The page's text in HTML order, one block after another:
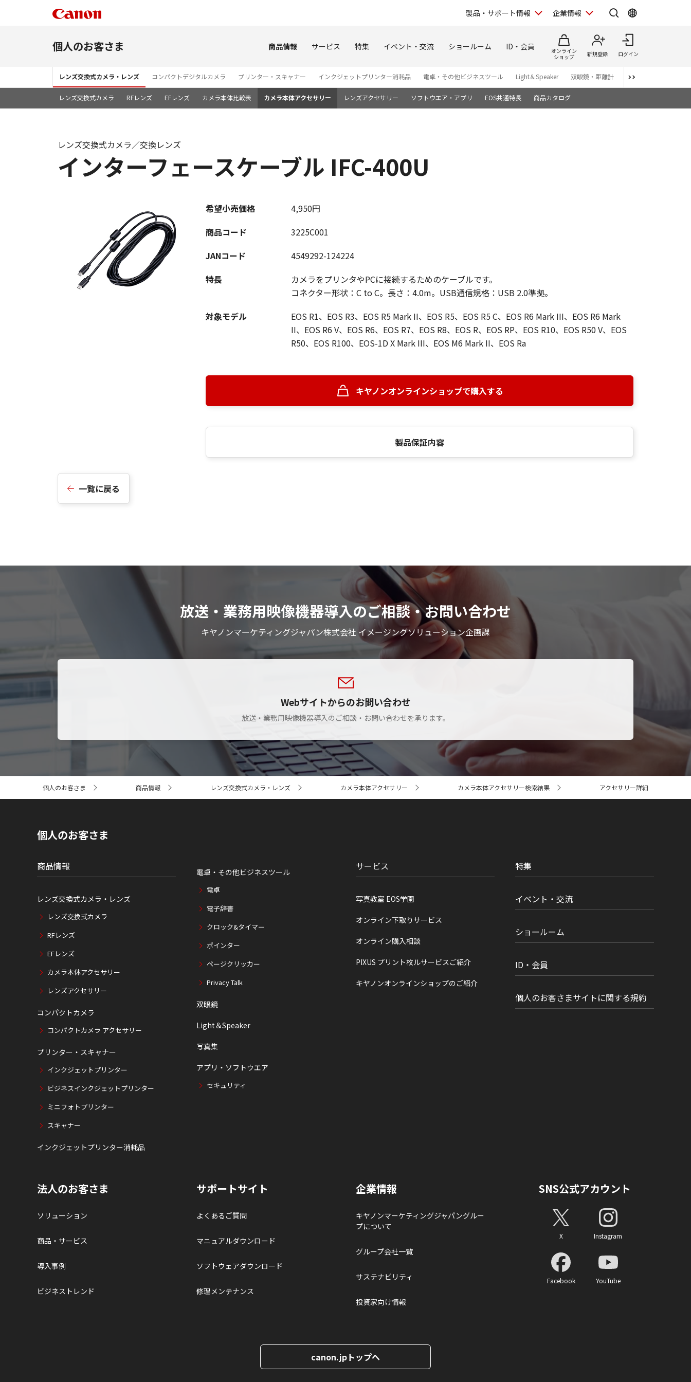
製品・サポート情報 企業情報
個人のお客さま 商品情報 サービス 特集 イベント・交流 ショールーム ID・会員
オンライン
ショップ
新規登録 ログイン
レンズ交換式カメラ・レンズ コンパクトデジタルカメラ プリンター・スキャナー インクジェットプリンター消耗品 電卓・その他ビジネスツール Light＆Speaker 双眼鏡・距離計 写真集
レンズ交換式カメラ RFレンズ EFレンズ カメラ本体比較表 カメラ本体アクセサリー レンズアクセサリー ソフトウエア・アプリ EOS共通特長 商品カタログ
インターフェースケーブル IFC-400U
レンズ交換式カメラ／交換レンズ
希望小売価格
4,950円
商品コード
3225C001
JANコード
4549292-124224
特長
カメラをプリンタやPCに接続するためのケーブルです。
コネクター形状：C to C。長さ：4.0m。USB通信規格：USB 2.0準拠。
対象モデル
EOS R1、EOS R3、EOS R5 Mark II、EOS R5、EOS R5 C、EOS R6 Mark III、EOS R6 Mark
II、EOS R6 V、EOS R6、EOS R7、EOS R8、EOS R、EOS RP、EOS R10、EOS R50 V、EOS
R50、EOS R100、EOS-1D X Mark III、EOS M6 Mark II、EOS Ra
キヤノンオンラインショップで購入する
製品保証内容
一覧に戻る
放送・業務用映像機器導入のご相談・お問い合わせ
キヤノンマーケティングジャパン株式会社 イメージングソリューション企画課
Webサイトからのお問い合わせ
放送・業務用映像機器導入のご相談・お問い合わせを承ります。
ト
個人のお客さま 商品情報 レンズ交換式カメラ・レンズ カメラ本体アクセサリー カメラ本体アクセサリー検索結果 アクセサリー詳細
個人のお客さま
商品情報
レンズ交換式カメラ・レンズ
レンズ交換式カメラ
RFレンズ
EFレンズ
カメラ本体アクセサリー
レンズアクセサリー
コンパクトカメラ
コンパクトカメラ アクセサリー
プリンター・スキャナー
インクジェットプリンター
ビジネスインクジェットプリンター
ミニフォトプリンター
スキャナー
インクジェットプリンター消耗品
電卓・その他ビジネスツール
電卓
電子辞書
クロック&タイマー
ポインター
ページクリッカー
Privacy Talk
双眼鏡
Light＆Speaker
写真集
アプリ・ソフトウエア
セキュリティ
サービス
写真教室 EOS学園
オンライン下取りサービス
オンライン購入相談
PIXUS プリント枚ルサービスご紹介
キヤノンオンラインショップのご紹介
特集
イベント・交流
ショールーム
ID・会員
個人のお客さまサイトに関する規約
法人のお客さま
ソリューション
商品・サービス
導入事例
ビジネストレンド
サポートサイト
よくあるご質問
マニュアルダウンロード
ソフトウェアダウンロード
修理メンテナンス
企業情報
キヤノンマーケティングジャパングルー
プについて
グループ会社一覧
サステナビリティ
投資家向け情報
SNS公式アカウント
X Instagram
Facebook YouTube
canon.jpトップへ